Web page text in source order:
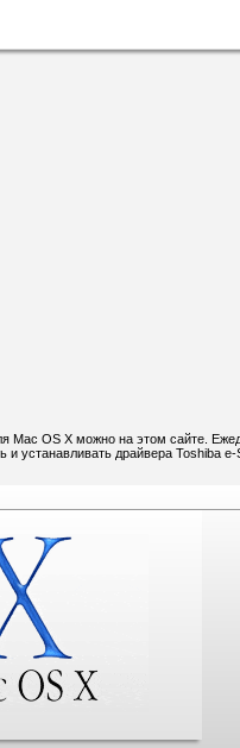
Mac OS X можно на этом сайте.
и устанавливать драйвера Toshiba